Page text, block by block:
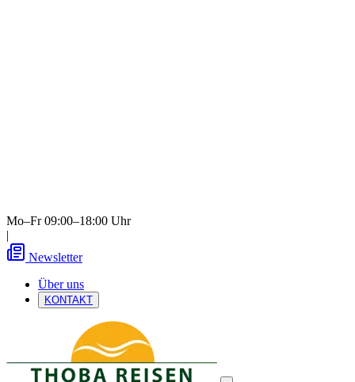
Mo–Fr 09:00–18:00 Uhr
|
Newsletter
Über uns
KONTAKT